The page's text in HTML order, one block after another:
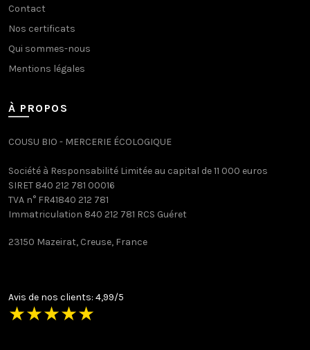
Contact
Nos certificats
Qui sommes-nous
Mentions légales
À PROPOS
COUSU BIO - MERCERIE ÉCOLOGIQUE
Société à Responsabilité Limitée au capital de 11 000 euros
SIRET 840 212 781 00016
TVA n° FR41840 212 781
Immatriculation 840 212 781 RCS Guéret
23150 Mazeirat, Creuse, France
Avis de nos clients: 4,99/5
★★★★★